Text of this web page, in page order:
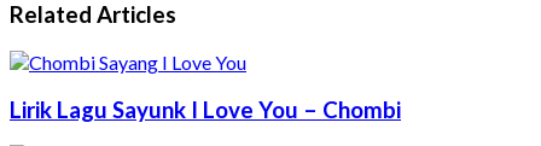
Related Articles
Lirik Lagu Sayunk I Love You – Chombi